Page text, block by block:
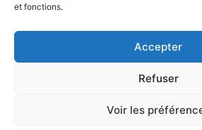
et fonctions.
Accepter
Refuser
Voir les
Contact